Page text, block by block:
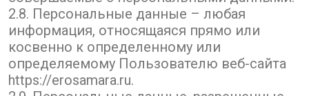
2.8. Персональные данные – любая
информация, относящаяся прямо или
косвенно к определенному или
определяемому Пользователю веб-сайта
https://erosamara.ru.